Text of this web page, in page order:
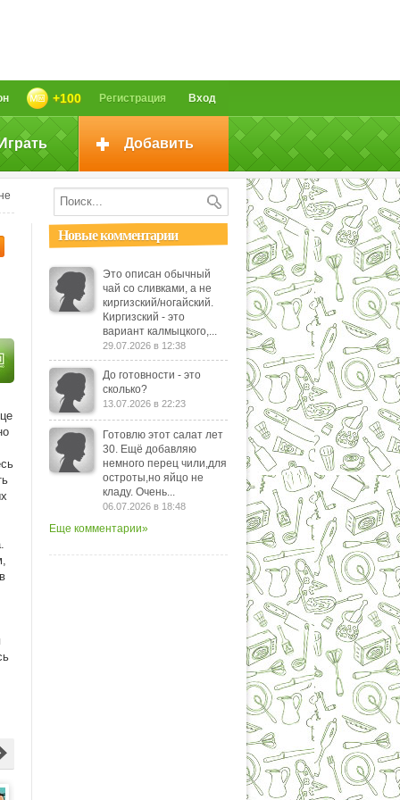
Вход
Регистрация
+100
Добавить
Новые комментарии
Это описан обычный
чай со сливками, а не
киргизский/ногайский.
Киргизский - это
вариант калмыцкого,...
29.07.2026 в 12:38
До готовности - это
сколько?
13.07.2026 в 22:23
Готовлю этот салат лет
30. Ещё добавляю
немного перец чили,для
остроты,но яйцо не
кладу. Очень...
06.07.2026 в 18:48
Еще комментарии»